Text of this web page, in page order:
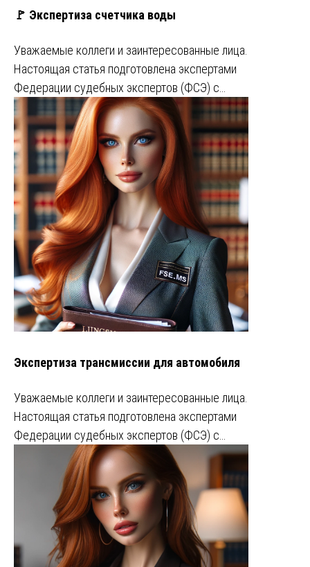
🚩 Экспертиза счетчика воды
Уважаемые коллеги и заинтересованные лица.
Настоящая статья подготовлена экспертами
Федерации судебных экспертов (ФСЭ) с…
Экспертиза трансмиссии для автомобиля
Уважаемые коллеги и заинтересованные лица.
Настоящая статья подготовлена экспертами
Федерации судебных экспертов (ФСЭ) с…